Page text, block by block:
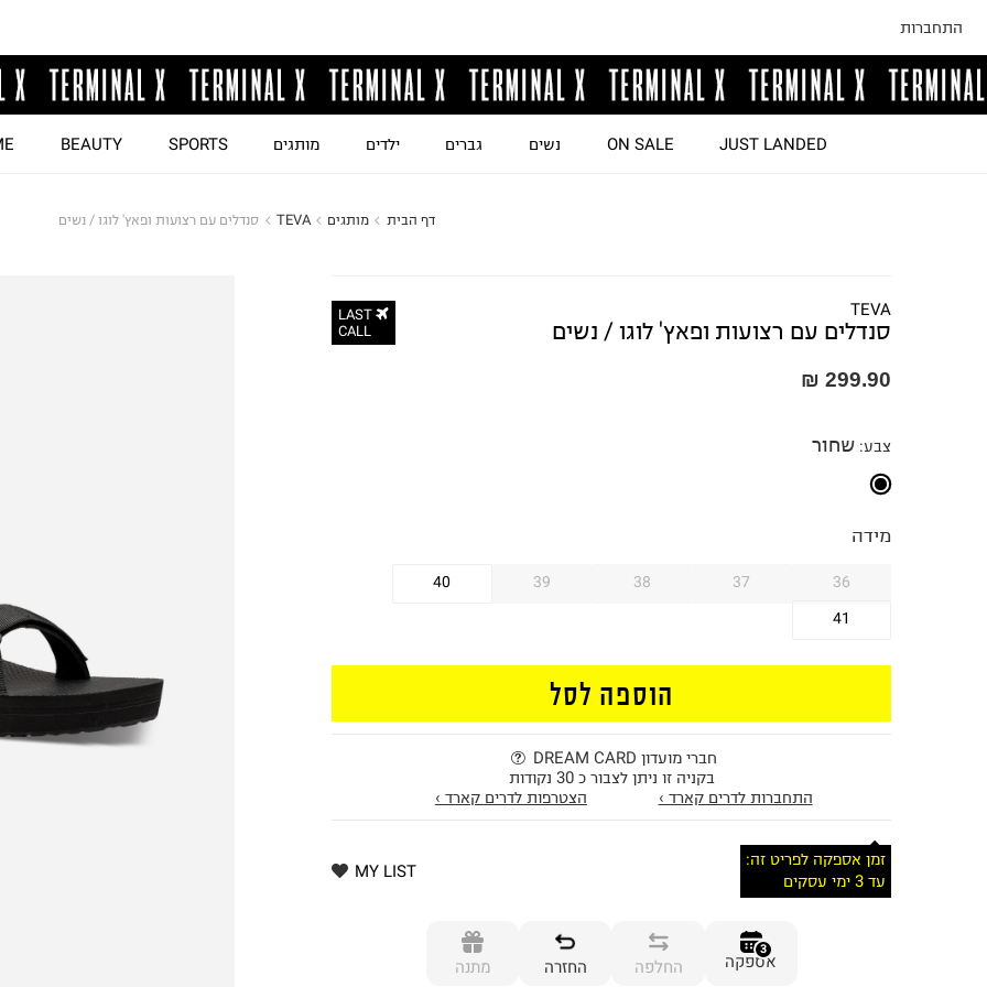
התחברות
JUST LANDED
ON SALE נשים גברים ילדים מותגים SPORTS
BEAUTY
דף הבית מותגים TEVA סנדלים עם רצועות ופאץ' לוגו / נשים
TEVA
סנדלים עם רצועות ופאץ' לוגו / נשים
LAST
CALL
299.90 ₪
צבע: שחור
מידה
36
37
38
39
40
41
הוספה לסל
חברי מועדון DREAM CARD
בקניה זו ניתן לצבור כ 30 נקודות
התחברות לדרים קארד ›
הצטרפות לדרים קארד ›
זמן אספקה לפריט זה:
עד 3 ימי עסקים
MY LIST
3
אספקה החלפה החזרה מתנה